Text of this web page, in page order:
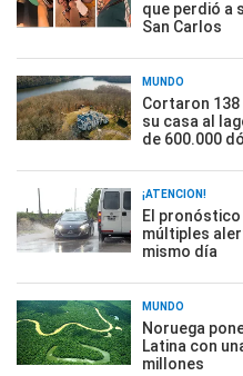
que perdió a
San Carlos
MUNDO
Cortaron
su casa al
de 600.000
¡ATENCIÓN!
El
múltiples
mismo día
MUNDO
Noruega
Latina con
millones